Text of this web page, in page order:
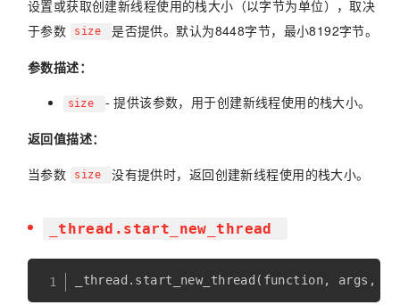
设置或获取创建新线程使用的栈大小（以字节为单位），取决
于参数
size 是否提供。默认为8448字节，最小8192字节。
参数描述：
size - 提供该参数，用于创建新线程使用的栈大小。
返回值描述：
当参数
size 没有提供时，返回创建新线程使用的栈大小。
_thread.start_new_thread
_thread . start_new_thread ( function, args ,